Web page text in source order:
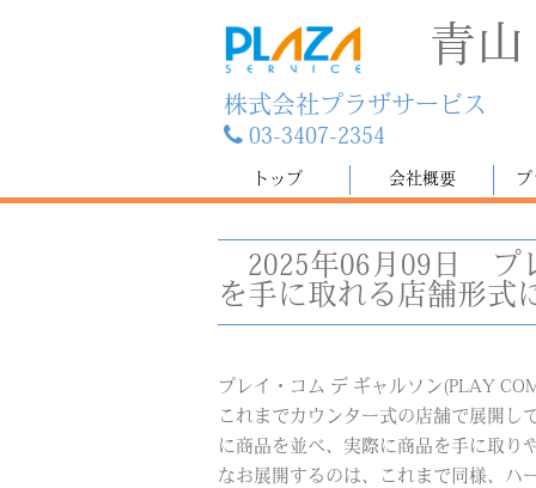
青
株式会社プラザサービス
03-3407-2354
トップ 会社概要
2025年06月09日
プ
を手に取れる店舗形式
プレイ・コム デ ギャルソン(PLAY
これまでカウンター式の店舗で展開し
に商品を並べ、実際に商品を手に取り
なお展開するのは、これまで同様、ハ